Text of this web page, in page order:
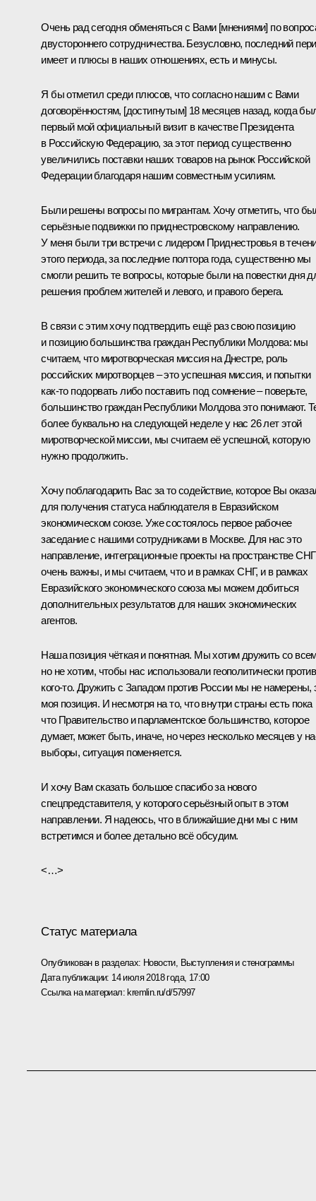
Очень рад сегодня обменяться с Вами [мнениями] по
двустороннего сотрудничества. Безусловно, последний
имеет и плюсы в наших отношениях, есть и минусы.
Я бы отметил среди плюсов, что согласно нашим с Вами
договорённостям, [достигнутым] 18 месяцев назад, когда
первый мой официальный визит в качестве Президента
в Российскую Федерацию, за этот период существенно
увеличились поставки наших товаров на рынок Российской
Федерации благодаря нашим совместным усилиям.
Были решены вопросы по мигрантам. Хочу отметить, что
серьёзные подвижки по приднестровскому направлению.
У меня были три встречи с лидером Приднестровья в
этого периода, за последние полтора года, существенно мы
смогли решить те вопросы, которые были на повестки дня
решения проблем жителей и левого, и правого берега.
В связи с этим хочу подтвердить ещё раз свою позицию
и позицию большинства граждан Республики Молдова: мы
считаем, что миротворческая миссия на Днестре, роль
российских миротворцев – это успешная миссия, и попытки
как-то подорвать либо поставить под сомнение – поверьте,
большинство граждан Республики Молдова это понимают.
более буквально на следующей неделе у нас 26 лет этой
миротворческой миссии, мы считаем её успешной, которую
нужно продолжить.
Хочу поблагодарить Вас за то содействие, которое Вы
для получения статуса наблюдателя в Евразийском
экономическом союзе. Уже состоялось первое рабочее
заседание с нашими сотрудниками в Москве. Для нас это
направление, интеграционные проекты на пространстве СНГ
очень важны, и мы считаем, что и в рамках СНГ, и в рамках
Евразийского экономического союза мы можем добиться
дополнительных результатов для наших экономических
агентов.
Наша позиция чёткая и понятная. Мы хотим дружить со
но не хотим, чтобы нас использовали геополитически против
кого-то. Дружить с Западом против России мы не намерены,
моя позиция. И несмотря на то, что внутри страны есть пока
что Правительство и парламентское большинство, которое
думает, может быть, иначе, но через несколько месяцев у
выборы, ситуация поменяется.
И хочу Вам сказать большое спасибо за нового
спецпредставителя, у которого серьёзный опыт в этом
направлении. Я надеюсь, что в ближайшие дни мы с ним
встретимся и более детально всё обсудим.
<…>
Статус материала
Опубликован в разделах: Новости, Выступления и стенограммы
Дата публикации: 14 июля 2018 года, 17:00
Ссылка на материал: kremlin.ru/d/57997